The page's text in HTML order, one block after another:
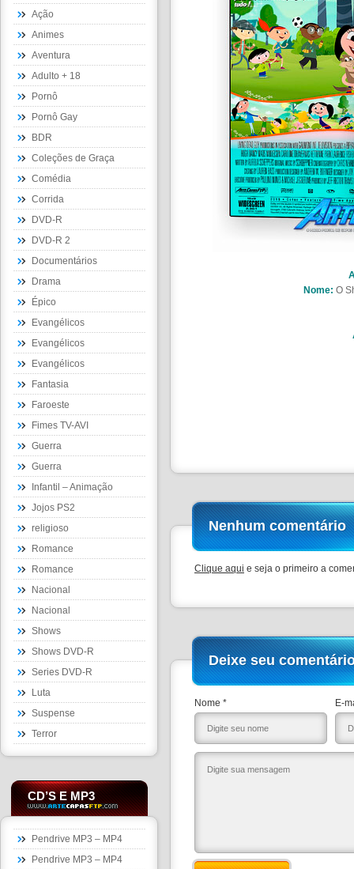
Ação
Animes
Aventura
Adulto + 18
Pornô
Pornô Gay
BDR
Coleções de Graça
Comédia
Corrida
DVD-R
DVD-R 2
Documentários
Drama
Épico
Evangélicos
Evangélicos
Evangélicos
Fantasia
Faroeste
Fimes TV-AVI
Guerra
Guerra
Infantil – Animação
Jojos PS2
religioso
Romance
Romance
Nacional
Nacional
Shows
Shows DVD-R
Series DVD-R
Luta
Suspense
Terror
CD’S E MP3
Pendrive MP3 – MP4
Pendrive MP3 – MP4
Nome: O
Nenhum comentário
Clique aqui e seja o primeiro a
Deixe seu
Nome * E-